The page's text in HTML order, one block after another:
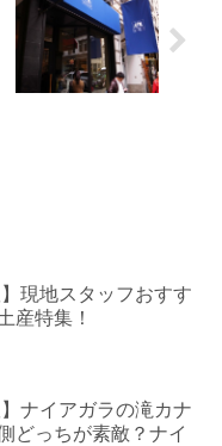
】現地スタッフおすす
産特集！
】ナイアガラの滝カナ
どっちが素敵？ナイ